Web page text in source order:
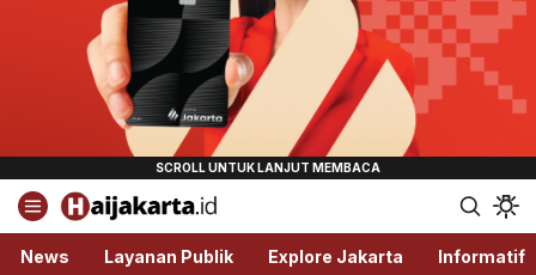
Haijakarta.id
Semua Tentang Jakarta Ada Disini!
News Layanan Publik Explore Jakarta Informatif